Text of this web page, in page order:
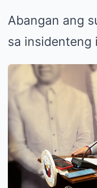
Abangan ang
sa insidenteng